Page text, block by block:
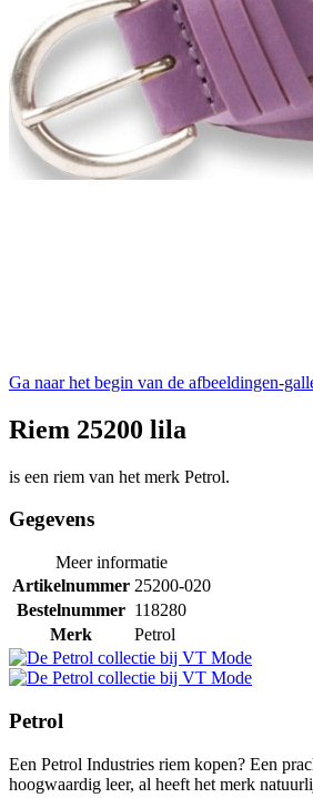
Ga naar het begin van de afbeeldingen-
Riem 25200 lila
is een riem van het merk Petrol.
Gegevens
Meer informatie
Artikelnummer 25200-020
Bestelnummer 118280
Merk
Petrol
Petrol
Een Petrol Industries riem kopen? Een
hoogwaardig leer, al heeft het merk